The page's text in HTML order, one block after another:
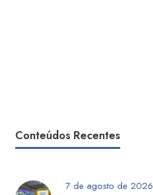
Conteúdos Recentes
7 de agosto de 2026